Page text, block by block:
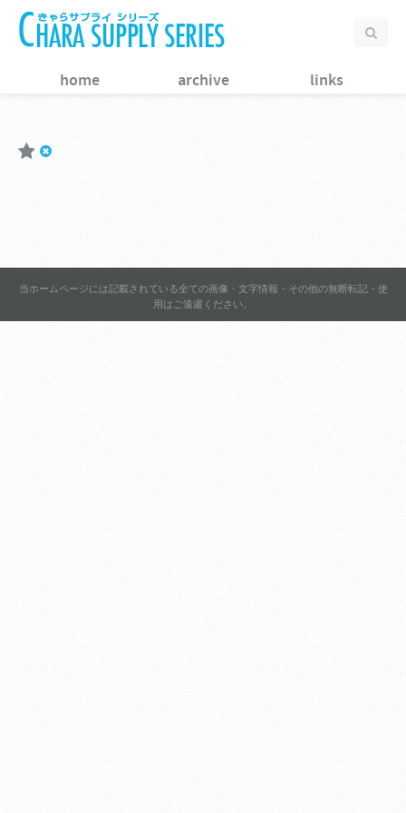
home archive links
当ホームページには記載されている全ての画像・文字情報・その他の無断転記・使
用はご遠慮ください。